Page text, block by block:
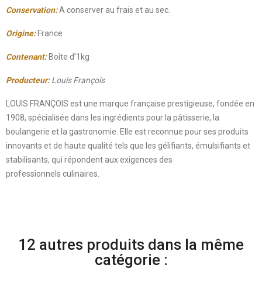
Conservation:A conserver au frais et au sec.
Origine:France
Contenant: Boîte d’1kg
Producteur: Louis François
LOUIS FRANÇOIS est une marque française prestigieuse, fondée en
1908, spécialisée dans les ingrédients pour la pâtisserie, la
boulangerie et la gastronomie. Elle est reconnue pour ses produits
innovants et de haute qualité tels que les gélifiants, émulsifiants et
stabilisants, qui répondent aux exigences des
professionnels culinaires.
12 autres produits dans la même
catégorie :